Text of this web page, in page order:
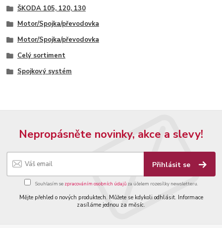
ŠKODA 105, 120, 130
Motor/Spojka/převodovka
Motor/Spojka/převodovka
Celý sortiment
Spojkový systém
Nepropásněte novinky, akce a slevy!
Přihlásit se
Souhlasím se zpracováním osobních údajůza účelem rozesílky newsletteru.
Mějte přehled o nových produktech. Můžete se kdykoli odhlásit. Informace
zasíláme jednou za měsíc.